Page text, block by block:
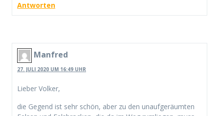
Antworten
Manfred
27. JULI 2020 UM 16:49 UHR
Lieber Volker,
die Gegend ist sehr schön, aber zu den unaufgeräumten